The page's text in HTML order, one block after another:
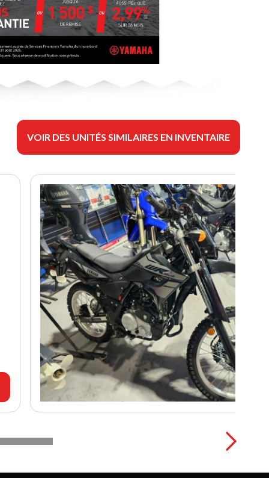
VOIR DES UNITÉS SIMILAIRES EN INVENTAIRE